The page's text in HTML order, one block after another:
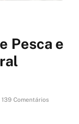
Pesca e
139 Comentários